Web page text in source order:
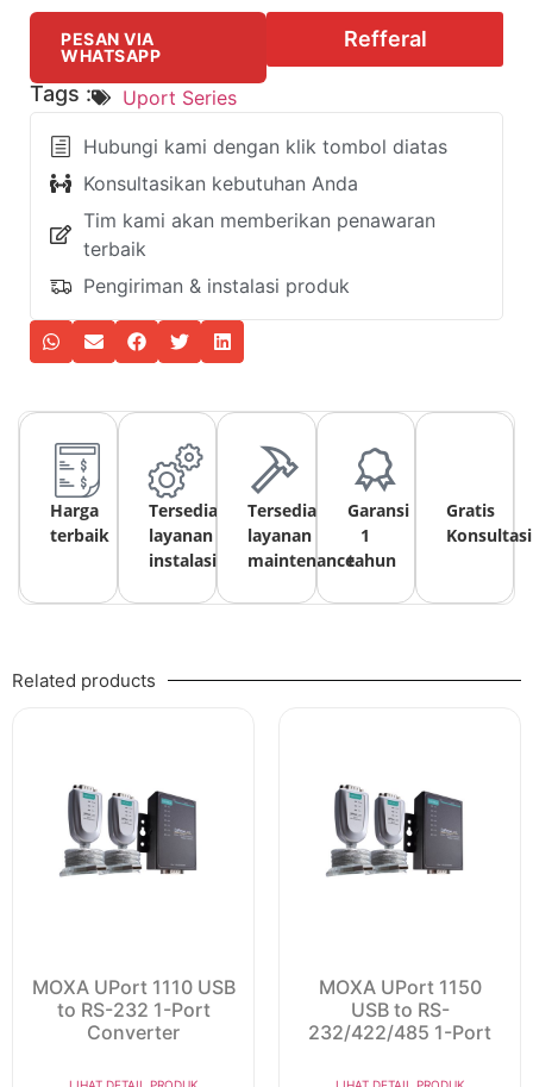
PESAN VIA
WHATSAPP
Refferal
Tags : Uport Series
Hubungi kami dengan klik tombol diatas
Konsultasikan kebutuhan Anda
Tim kami akan memberikan penawaran
terbaik
Pengiriman & instalasi produk
Harga
terbaik
Tersedia
layanan
instalasi
Tersedia
layanan
maintenance
Garansi
1
tahun
Gratis
Konsultasi
Related products
MOXA UPort 1110 USB
to RS-232 1-Port
Converter
MOXA UPort 1150
USB to RS-
232/422/485 1-Port